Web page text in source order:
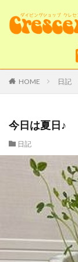
HOME 日記
今日は夏日♪
日記